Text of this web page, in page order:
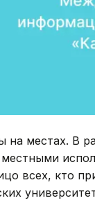
на местах. В
всех, кто